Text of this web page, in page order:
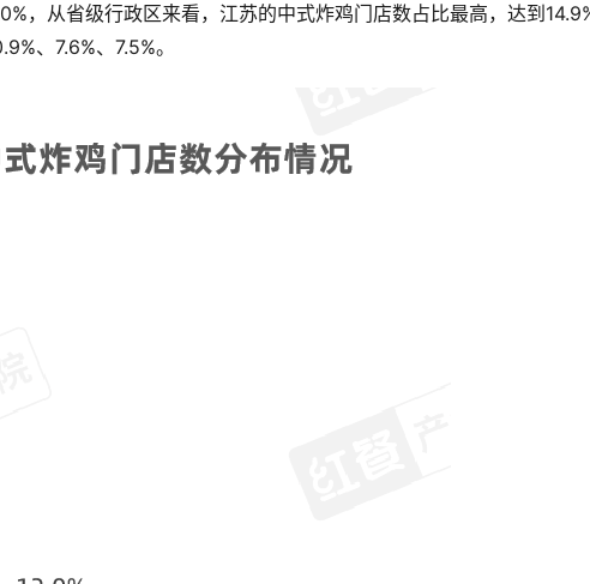
，从省级行政区来看，江苏的中式炸鸡门店数占比最高，达到
、7.6%、7.5%。